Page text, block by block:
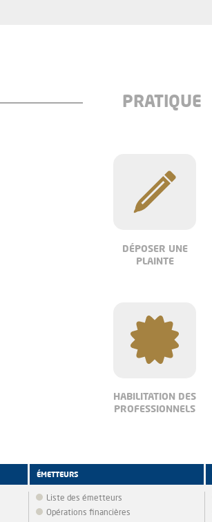
PRATIQUE
DÉPOSER UNE
PLAINTE
HABILITATION DES
PROFESSIONNELS
ÉMETTEURS
Liste des émetteurs
Opérations financières